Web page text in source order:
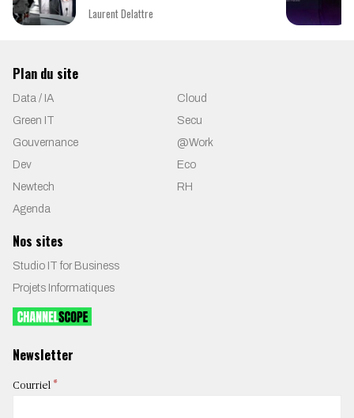
Laurent Delattre
Plan du site
Data / IA
Cloud
Green IT
Secu
Gouvernance
@Work
Dev
Eco
Newtech
RH
Agenda
Nos sites
Studio IT for Business
Projets Informatiques
Newsletter
Courriel *